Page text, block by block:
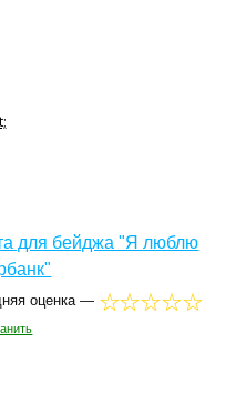
для бейджа "Я люблю
оценка —